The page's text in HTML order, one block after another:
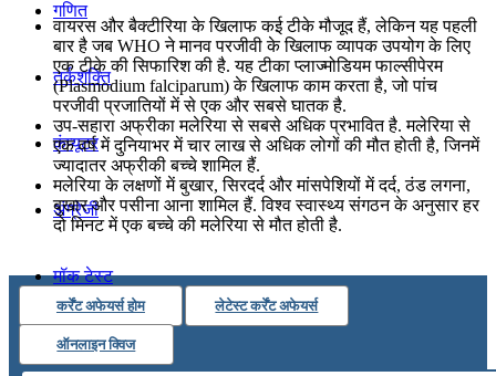
गणित
तर्कशक्ति
कंप्यूटर
अंग्रेजी
मॉक टेस्ट
टुडेज जीके
वायरस और बैक्टीरिया के खिलाफ कई टीके मौजूद हैं, लेकिन यह पहली
बार है जब WHO ने मानव परजीवी के खिलाफ व्यापक उपयोग के लिए
एक टीके की सिफारिश की है. यह टीका प्लाज्मोडियम फाल्सीपेरम
(Plasmodium falciparum) के खिलाफ काम करता है, जो पांच
परजीवी प्रजातियों में से एक और सबसे घातक है.
उप-सहारा अफ्रीका मलेरिया से सबसे अधिक प्रभावित है. मलेरिया से
एक वर्ष में दुनियाभर में चार लाख से अधिक लोगों की मौत होती है, जिनमें
ज्यादातर अफ्रीकी बच्चे शामिल हैं.
मलेरिया के लक्षणों में बुखार, सिरदर्द और मांसपेशियों में दर्द, ठंड लगना,
बुखार और पसीना आना शामिल हैं. विश्व स्वास्थ्य संगठन के अनुसार हर
दो मिनट में एक बच्चे की मलेरिया से मौत होती है.
कर्रेंट अफेयर्स होम लेटेस्ट कर्रेंट अफेयर्स
ऑनलाइन क्विज